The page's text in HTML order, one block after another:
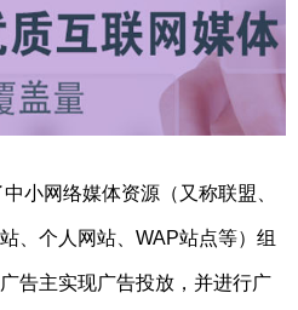
小网络媒体资源（又称联盟、
、个人网站、WAP站点等）组
告主实现广告投放，并进行广